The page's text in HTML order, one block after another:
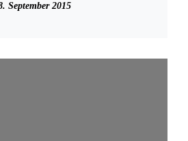
September 2015